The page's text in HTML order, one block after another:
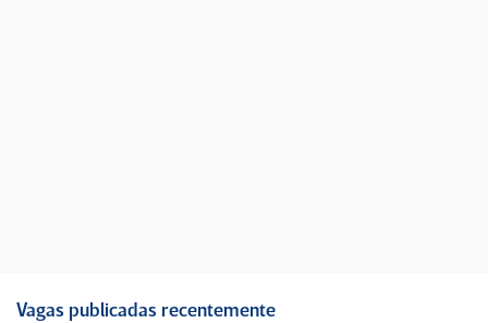
Vagas publicadas recentemente